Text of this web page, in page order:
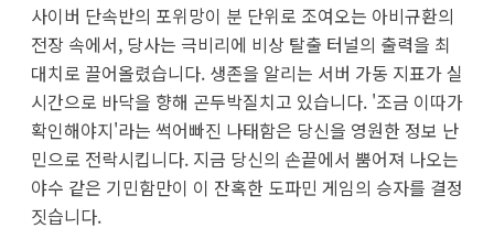
사이버 단속반의 포위망이 분 단위로 조여오는 아비규환의
전장 속에서, 당사는 극비리에 비상 탈출 터널의 출력을 최
대치로 끌어올렸습니다. 생존을 알리는 서버 가동 지표가 실
시간으로 바닥을 향해 곤두박질치고 있습니다. '조금 이따가
확인해야지'라는 썩어빠진 나태함은 당신을 영원한 정보 난
민으로 전락시킵니다. 지금 당신의 손끝에서 뿜어져 나오는
야수 같은 기민함만이 이 잔혹한 도파민 게임의 승자를 결정
짓습니다.